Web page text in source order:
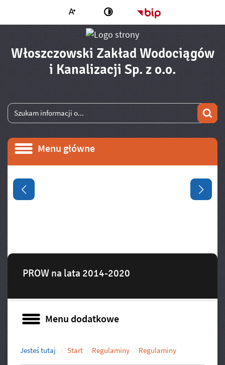
Większa czcionkaZmień kontrast Strona główna
Włoszczowski Zakład Wodociągów
i Kanalizacji Sp. z o.o. -
Wyszukiwarka
Wyszukiwana fraza
Menu główne
Menu główne
Informacje
PROW na lata 2014-2020
Poprzedni slajd
Menu dodatkowe
Menu dodatkowe
Jesteś tutaj Start Regulaminy Regulaminy